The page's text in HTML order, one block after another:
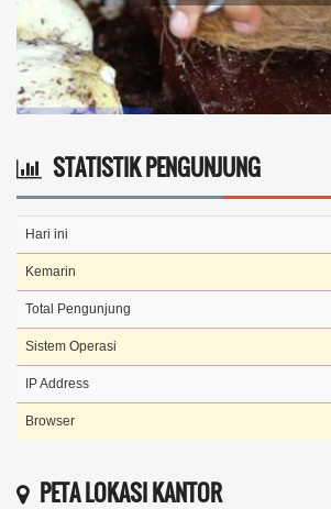
STATISTIK PENGUNJUNG
Hari ini
Kemarin
Total Pengunjung
Sistem Operasi
IP Address
Browser
PETA LOKASI KANTOR